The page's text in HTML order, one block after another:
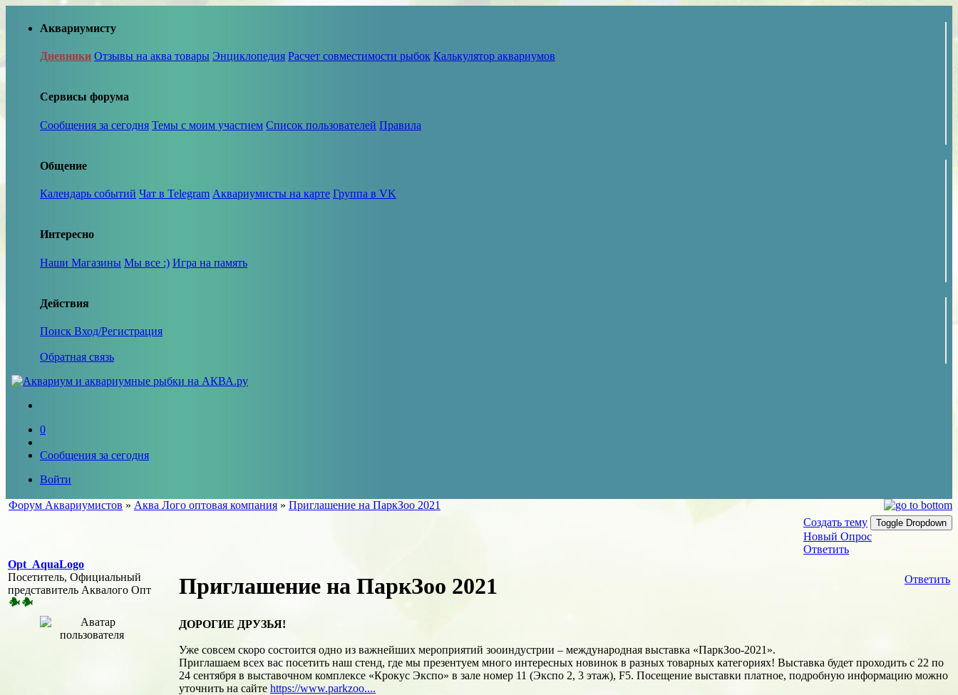
Аквариумисту
Дневники Отзывы на аква товары Энциклопедия Расчет совместимости рыбок Калькулятор аквариумов
Сервисы форума
Сообщения за сегодня Темы с моим участием Список пользователей Правила
Общение
Календарь событий Чат в Telegram Аквариумисты на карте Группа в VK
Интересно
Наши Магазины Мы все :) Игра на память
Действия
Поиск Вход/Регистрация
Обратная связь
0
Сообщения за сегодня
Войти
Форум Аквариумистов » Аква Лого оптовая компания » Приглашение на ПаркЗоо 2021
Создать тему
Toggle Dropdown
Новый Опрос
Ответить
Opt_AquaLogo
Посетитель, Официальный
представитель Аквалого Опт
Ответить
Приглашение на ПаркЗоо 2021
ДОРОГИЕ ДРУЗЬЯ!
Уже совсем скоро состоится одно из важнейших мероприятий зооиндустрии – международная выставка «ПаркЗоо-2021».
Приглашаем всех вас посетить наш стенд, где мы презентуем много интересных новинок в разных товарных категориях! Выставка будет проходить с 22 по
24 сентября в выставочном комплексе «Крокус Экспо» в зале номер 11 (Экспо 2, 3 этаж), F5. Посещение выставки платное, подробную информацию можно
уточнить на сайте https://www.parkzoo....